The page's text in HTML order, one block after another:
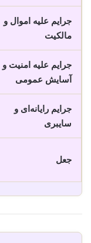
جرایم علیه اموال و
مالکیت
جرایم علیه امنیت و
آسایش عمومی
جرایم رایانه‌ای و
سایبری
جعل